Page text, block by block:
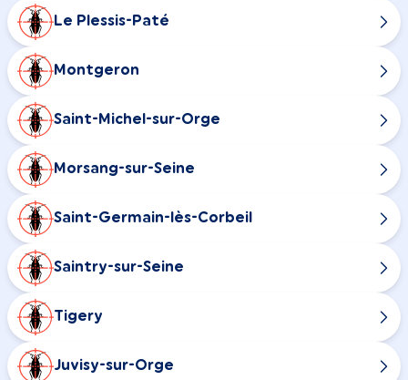
Le Plessis-Paté
Montgeron
Saint-Michel-sur-Orge
Morsang-sur-Seine
Saint-Germain-lès-Corbeil
Saintry-sur-Seine
Tigery
Juvisy-sur-Orge